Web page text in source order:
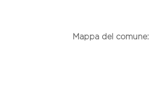
Mappa del comune: